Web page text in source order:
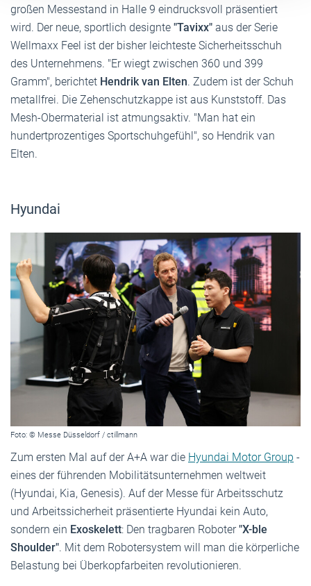
großen Messestand in Halle 9 eindrucksvoll präsentiert
wird. Der neue, sportlich designte "Tavixx" aus der Serie
Wellmaxx Feel ist der bisher leichteste Sicherheitsschuh
des Unternehmens. "Er wiegt zwischen 360 und 399
Gramm", berichtet Hendrik van Elten. Zudem ist der Schuh
metallfrei. Die Zehenschutzkappe ist aus Kunststoff. Das
Mesh-Obermaterial ist atmungsaktiv. "Man hat ein
hundertprozentiges Sportschuhgefühl", so Hendrik van
Elten.
Hyundai
Foto: © Messe Düsseldorf / ctillmann
Zum ersten Mal auf der A+A war die Hyundai Motor Group -
eines der führenden Mobilitätsunternehmen weltweit
(Hyundai, Kia, Genesis). Auf der Messe für Arbeitsschutz
und Arbeitssicherheit präsentierte Hyundai kein Auto,
sondern ein Exoskelett: Den tragbaren Roboter"X-ble
Shoulder". Mit dem Robotersystem will man die körperliche
Belastung bei Überkopfarbeiten revolutionieren.